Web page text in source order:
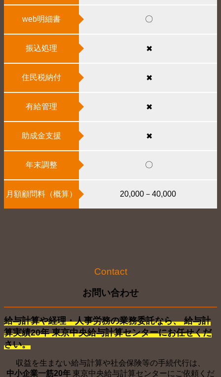
web明細書 〇
振込処理 ✖
住民税納付 ✖
有給管理 ✖
助成金支援 ✖
年末調整 〇
月額顧問料（概算） 20,000－40,000
Contact
お問い合わせ
給与計算や経理・人事労務の業務委託なら、 給与計
算実績20年 東京中央給与計算センターにお任せくだ
さい。
収益を生まない給与計算や社会保険等の手続代行は、
中小企業一筋20年 東京中央給与計算センターにご依頼くだ